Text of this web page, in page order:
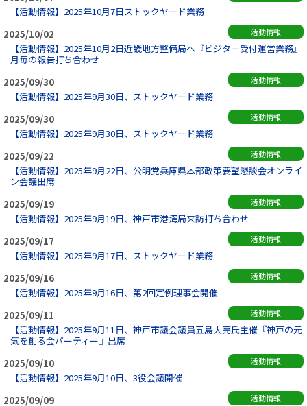
【活動情報】2025年10月7日ストックヤード業務
2025/10/02
活動情報
【活動情報】2025年10月2日近畿地方整備局へ『ビジター受付運営業務』
月毎の報告打ち合わせ
2025/09/30
活動情報
【活動情報】2025年9月30日、ストックヤード業務
2025/09/30
活動情報
【活動情報】2025年9月30日、ストックヤード業務
2025/09/22
活動情報
【活動情報】2025年9月22日、公明党兵庫県本部政策要望懇談会オンライ
ン会議出席
2025/09/19
活動情報
【活動情報】2025年9月19日、神戸市港湾局来訪打ち合わせ
2025/09/17
活動情報
【活動情報】2025年9月17日、ストックヤード業務
2025/09/16
活動情報
【活動情報】2025年9月16日、第2回定例理事会開催
2025/09/11
活動情報
【活動情報】2025年9月11日、神戸市議会議員五島大亮氏主催『神戸の元
気を創る会パーティー』出席
2025/09/10
活動情報
【活動情報】2025年9月10日、3役会議開催
2025/09/09
活動情報